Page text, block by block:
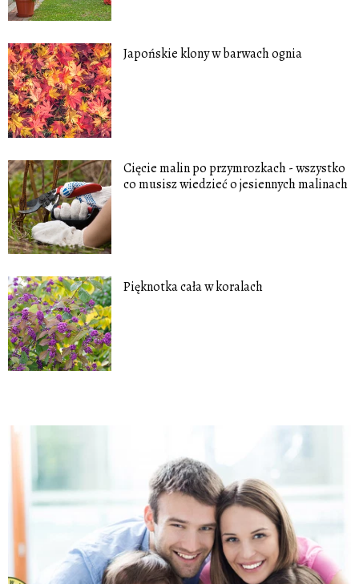
Japońskie klony w barwach ognia
Cięcie malin po przymrozkach - wszystko
co musisz wiedzieć o jesiennych malinach
Pięknotka cała w koralach